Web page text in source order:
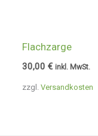
zzgl. Versandkosten
Flachzarge
30,00 € inkl. MwSt.